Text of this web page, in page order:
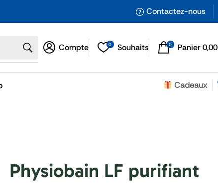
Contactez-nous
Compte 0 Souhaits 0 Panier0,00
Cadeaux
Physiobain LF purifiant